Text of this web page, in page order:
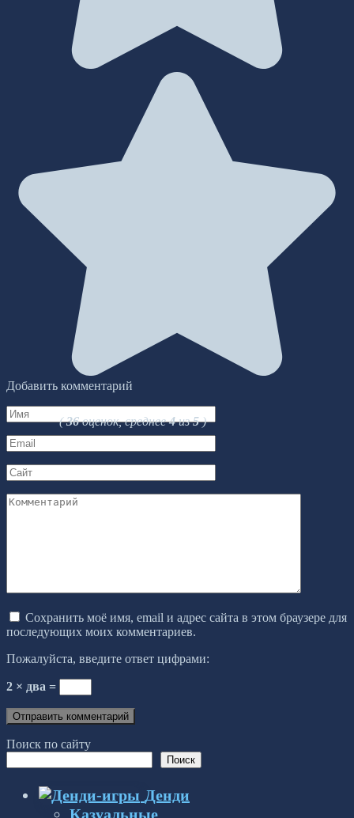
(36оценок, среднее4из5)
Добавить комментарий
Имя
*
Email
*
Сайт
Комментарий
Сохранить моё имя, email и адрес сайта в этом браузере для
последующих моих комментариев.
Пожалуйста, введите ответ цифрами:
2 × два =
Поиск по сайту
Поиск
Денди
Казуальные